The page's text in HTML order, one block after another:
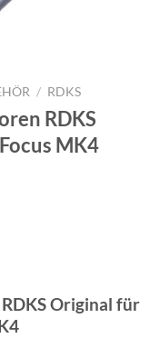
/ RDKS
RDKS
MK4
Original für